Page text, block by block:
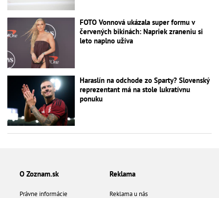
FOTO Vonnová ukázala super formu v
červených bikinách: Napriek zraneniu si
leto naplno užíva
Haraslín na odchode zo Sparty? Slovenský
reprezentant má na stole lukratívnu
ponuku
O Zoznam.sk
Právne informácie
Reklama
Reklama u nás